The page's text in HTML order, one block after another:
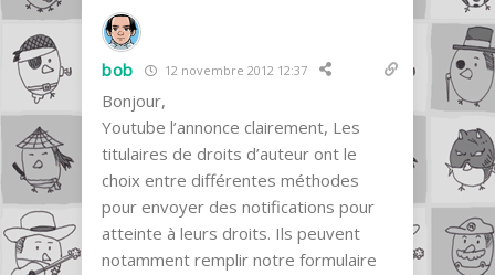
bob 12 novembre 2012 12:37
Bonjour,
Youtube l’annonce clairement, Les
titulaires de droits d’auteur ont le
choix entre différentes méthodes
pour envoyer des notifications pour
atteinte à leurs droits. Ils peuvent
notamment remplir notre formulaire